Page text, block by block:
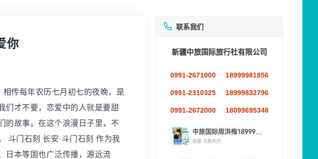
你
传每年农历七月初七的夜晚，是
们才不要，恋爱中的人就是要甜
的故事。在这个浪漫日子里，不
斗门石刻 长安·斗门石刻 作为我
日本等国也广泛传播，源远流
联系我们
新疆中旅国际旅行社有限公司
0991-2671000 18999981856
0991-2310325 18999832796
0991-2672000 18099695348